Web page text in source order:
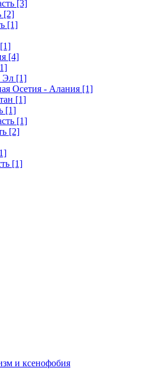
[3]
[2]
[1]
[4]
Эл [1]
Осетия - Алания [1]
[1]
[1]
[1]
[2]
[1]
и ксенофобия